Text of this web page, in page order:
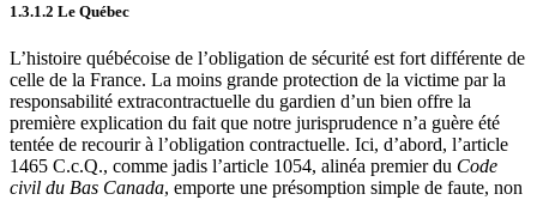
1.3.1.2 Le Québec
L’histoire québécoise de l’obligation de sécurité est fort différente de
celle de la France. La moins grande protection de la victime par la
responsabilité extracontractuelle du gardien d’un bien offre la
première explication du fait que notre jurisprudence n’a guère été
tentée de recourir à l’obligation contractuelle. Ici, d’abord, l’article
1465 C.c.Q., comme jadis l’article 1054, alinéa premier du Code
civil du Bas Canada, emporte une présomption simple de faute, non